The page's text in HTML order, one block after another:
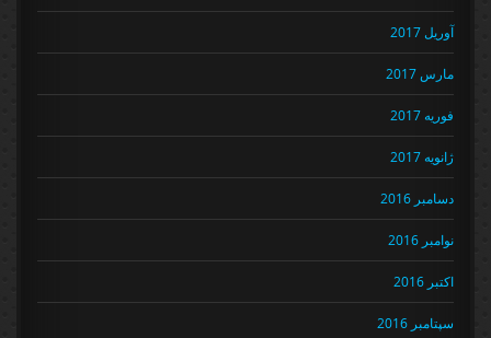
آوریل 2017
مارس 2017
فوریه 2017
ژانویه 2017
دسامبر 2016
نوامبر 2016
اکتبر 2016
سپتامبر 2016